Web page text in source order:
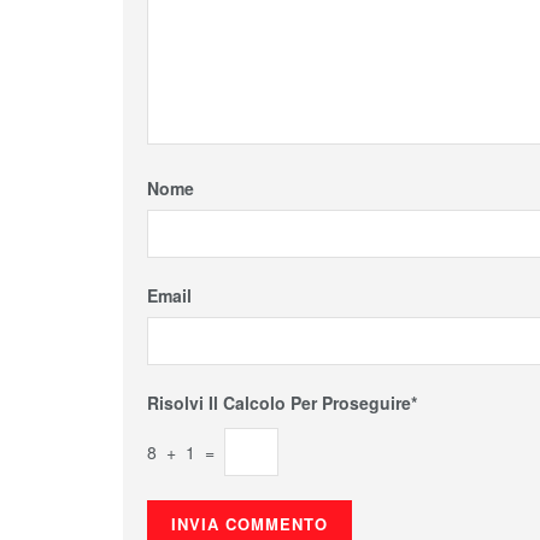
Nome
Email
Risolvi Il Calcolo Per Proseguire*
8 + 1 =